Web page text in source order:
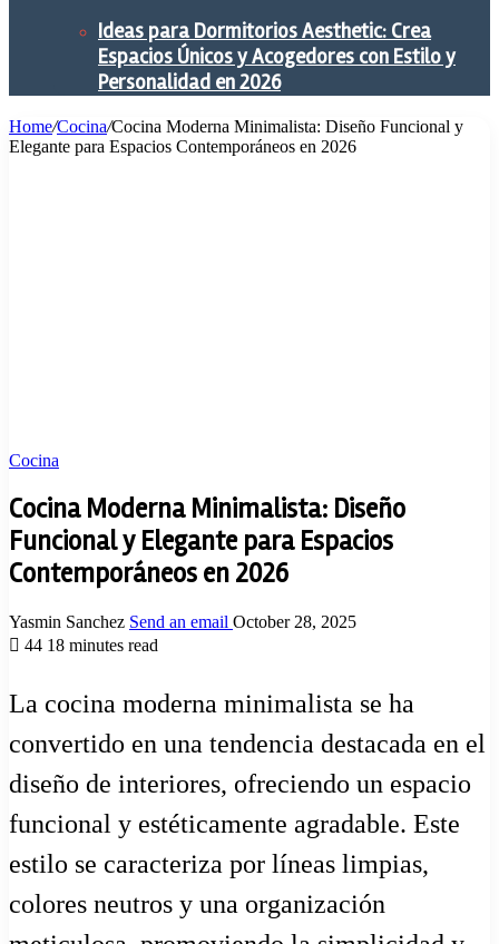
Ideas para Dormitorios Aesthetic: Crea
Espacios Únicos y Acogedores con Estilo y
Personalidad en 2026
Home/Cocina/Cocina Moderna Minimalista: Diseño Funcional y
Elegante para Espacios Contemporáneos en 2026
Cocina
Cocina Moderna Minimalista: Diseño
Funcional y Elegante para Espacios
Contemporáneos en 2026
Yasmin Sanchez Send an email October 28, 2025
44 18 minutes read
La cocina moderna minimalista se ha
convertido en una tendencia destacada en el
diseño de interiores, ofreciendo un espacio
funcional y estéticamente agradable. Este
estilo se caracteriza por líneas limpias,
colores neutros y una organización